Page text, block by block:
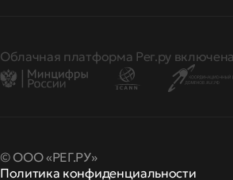
Облачная платформа Рег.ру
© ООО «РЕГ.РУ»
Политика конфиденциальности